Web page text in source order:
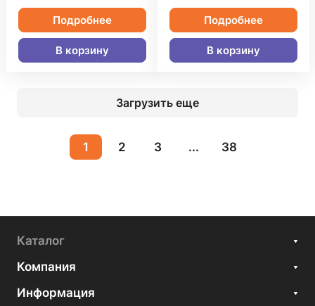
Подробнее
В корзину
Подробнее
В корзину
Загрузить еще
1 2 3 ... 38
Каталог
Компания
Информация